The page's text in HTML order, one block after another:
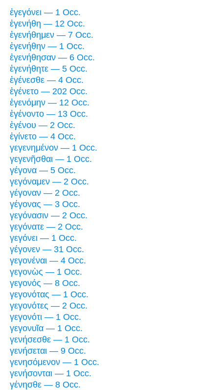
ἐγεγόνει — 1 Occ.
ἐγενήθη — 12 Occ.
ἐγενήθημεν — 7 Occ.
ἐγενήθην — 1 Occ.
ἐγενήθησαν — 6 Occ.
ἐγενήθητε — 5 Occ.
ἐγένεσθε — 4 Occ.
ἐγένετο — 202 Occ.
ἐγενόμην — 12 Occ.
ἐγένοντο — 13 Occ.
ἐγένου — 2 Occ.
ἐγίνετο — 4 Occ.
γεγενημένον — 1 Occ.
γεγενῆσθαι — 1 Occ.
γέγονα — 5 Occ.
γεγόναμεν — 2 Occ.
γέγοναν — 2 Occ.
γέγονας — 3 Occ.
γεγόνασιν — 2 Occ.
γεγόνατε — 2 Occ.
γεγόνει — 1 Occ.
γέγονεν — 31 Occ.
γεγονέναι — 4 Occ.
γεγονὼς — 1 Occ.
γεγονός — 8 Occ.
γεγονότας — 1 Occ.
γεγονότες — 2 Occ.
γεγονότι — 1 Occ.
γεγονυῖα — 1 Occ.
γενήσεσθε — 1 Occ.
γενήσεται — 9 Occ.
γενησόμενον — 1 Occ.
γενήσονται — 1 Occ.
γένησθε — 8 Occ.